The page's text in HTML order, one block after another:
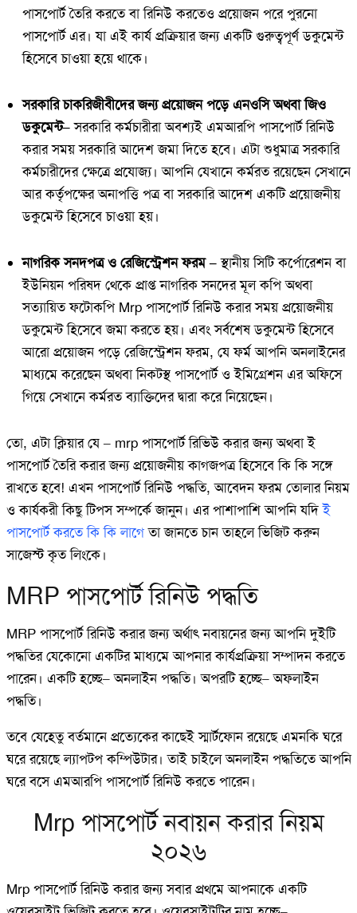
পাসপোর্ট তৈরি করতে বা রিনিউ করতেও প্রয়োজন পরে পুরনো
পাসপোর্ট এর। যা এই কার্য প্রক্রিয়ার জন্য একটি গুরুত্বপূর্ণ ডকুমেন্ট
হিসেবে চাওয়া হয়ে থাকে।
সরকারি চাকরিজীবীদের জন্য প্রয়োজন পড়ে এনওসি অথবা জিও
ডকুমেন্ট–সরকারি কর্মচারীরা অবশ্যই এমআরপি পাসপোর্ট রিনিউ
করার সময় সরকারি আদেশ জমা দিতে হবে। এটা শুধুমাত্র সরকারি
কর্মচারীদের ক্ষেত্রে প্রযোজ্য। আপনি যেখানে কর্মরত রয়েছেন সেখানে
আর কর্তৃপক্ষের অনাপত্তি পত্র বা সরকারি আদেশ একটি প্রয়োজনীয়
ডকুমেন্ট হিসেবে চাওয়া হয়।
নাগরিক সনদপত্র ও রেজিস্ট্রেশন ফরম –স্থানীয় সিটি কর্পোরেশন বা
ইউনিয়ন পরিষদ থেকে প্রাপ্ত নাগরিক সনদের মূল কপি অথবা
সত্যায়িত ফটোকপি Mrp পাসপোর্ট রিনিউ করার সময় প্রয়োজনীয়
ডকুমেন্ট হিসেবে জমা করতে হয়। এবং সর্বশেষ ডকুমেন্ট হিসেবে
আরো প্রয়োজন পড়ে রেজিস্ট্রেশন ফরম, যে ফর্ম আপনি অনলাইনের
মাধ্যমে করেছেন অথবা নিকটস্থ পাসপোর্ট ও ইমিগ্রেশন এর অফিসে
গিয়ে সেখানে কর্মরত ব্যাক্তিদের দ্বারা করে নিয়েছেন।
তো, এটা ক্লিয়ার যে – mrp পাসপোর্ট রিভিউ করার জন্য অথবা ই
পাসপোর্ট তৈরি করার জন্য প্রয়োজনীয় কাগজপত্র হিসেবে কি কি সঙ্গে
রাখতে হবে! এখন পাসপোর্ট রিনিউ পদ্ধতি, আবেদন ফরম তোলার নিয়ম
ও কার্যকরী কিছু টিপস সম্পর্কে জানুন। এর পাশাপাশি আপনি যদিই
পাসপোর্ট করতে কি কি লাগেতা জানতে চান তাহলে ভিজিট করুন
সাজেস্ট কৃত লিংকে।
MRP পাসপোর্ট রিনিউ পদ্ধতি
MRP পাসপোর্ট রিনিউ করার জন্য অর্থাৎ নবায়নের জন্য আপনি দুইটি
পদ্ধতির যেকোনো একটির মাধ্যমে আপনার কার্যপ্রক্রিয়া সম্পাদন করতে
পারেন। একটি হচ্ছে– অনলাইন পদ্ধতি। অপরটি হচ্ছে– অফলাইন
পদ্ধতি।
তবে যেহেতু বর্তমানে প্রত্যেকের কাছেই স্মার্টফোন রয়েছে এমনকি ঘরে
ঘরে রয়েছে ল্যাপটপ কম্পিউটার। তাই চাইলে অনলাইন পদ্ধতিতে আপনি
ঘরে বসে এমআরপি পাসপোর্ট রিনিউ করতে পারেন।
Mrp পাসপোর্ট নবায়ন করার নিয়ম
২০২৬
Mrp পাসপোর্ট রিনিউ করার জন্য সবার প্রথমে আপনাকে একটি